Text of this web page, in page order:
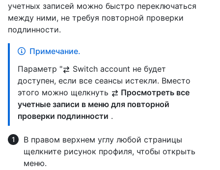
учетных записей можно быстро переключаться
между ними, не требуя повторной проверки
подлинности.
Примечание.
Параметр "
Switch account не будет
доступен, если все сеансы истекли. Вместо
этого можно щелкнуть
Просмотреть все
учетные записи в меню для повторной
проверки подлинности .
В правом верхнем углу любой страницы
щелкните рисунок профиля, чтобы открыть
меню.